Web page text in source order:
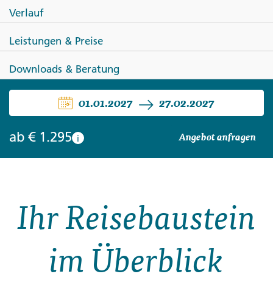
INDONESIEN
Faszinierendes Sulawesi
Verlauf
Leistungen & Preise
Downloads & Beratung
01.01.2027 27.02.2027
ab € 1.295 i Angebot anfragen
Ihr Reisebaustein
im Überblick